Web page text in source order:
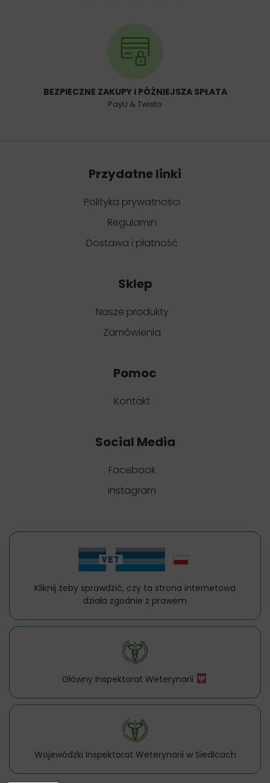
BEZPIECZNE ZAKUPY I PÓŹNIEJSZA SPŁATA
PayU & Twisto
Przydatne linki
Polityka prywatności
Regulamin
Dostawa i płatność
Sklep
Nasze produkty
Zamówienia
Pomoc
Kontakt
Social Media
Facebook
Instagram
Kliknij żeby sprawdzić, czy ta strona internetowa
działa zgodnie z prawem
Główny Inspektorat Weterynarii
Wojewódzki Inspektorat Weterynarii w Siedlcach